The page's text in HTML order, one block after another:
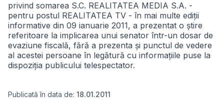
privind somarea S.C. REALITATEA MEDIA S.A. -
pentru postul REALITATEA TV - în mai multe ediții
informative din 09 ianuarie 2011, a prezentat o știre
referitoare la implicarea unui senator într-un dosar de
evaziune fiscală, fără a prezenta și punctul de vedere
al acestei persoane în legătură cu informațiile puse la
dispoziția publicului telespectator.
Publicată în data de: 18.01.2011